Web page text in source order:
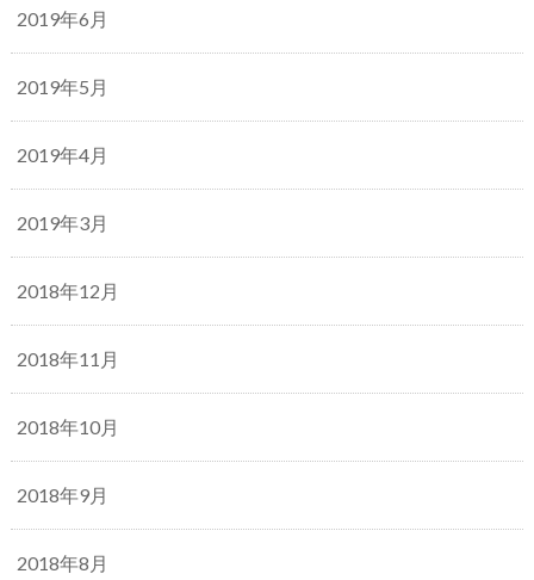
2019年6月
2019年5月
2019年4月
2019年3月
2018年12月
2018年11月
2018年10月
2018年9月
2018年8月